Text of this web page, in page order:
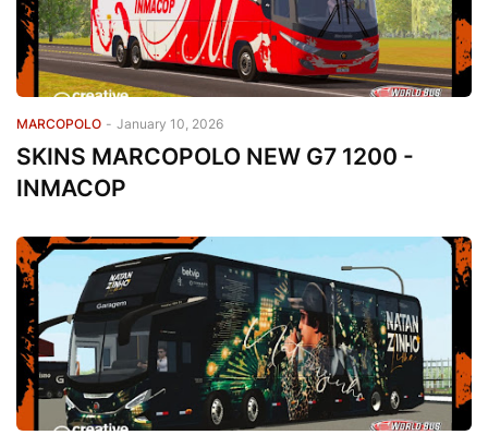
MARCOPOLO - January 10, 2026
SKINS MARCOPOLO NEW G7 1200 -
INMACOP